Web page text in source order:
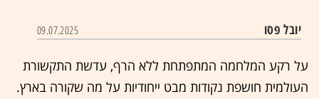
יובל פסו 09.07.2025
על רקע המלחמה המתפתחת ללא הרף, עדשת התקשורת
העולמית חושפת נקודות מבט ייחודיות על מה שקורה בארץ.